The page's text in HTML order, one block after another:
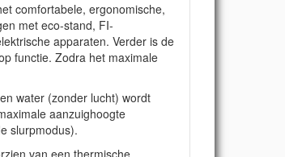
comfortabele, ergonomische,
met eco-stand, FI-
apparaten. Verder is de
functie. Zodra het maximale
water (zonder lucht) wordt
aanzuighoogte
slurpmodus).
van een thermische